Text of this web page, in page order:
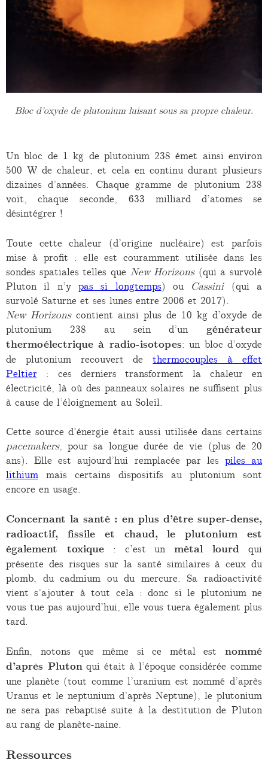
Bloc d’oxyde de plutonium luisant sous sa propre chaleur.
Un bloc de 1 kg de plutonium 238 émet ainsi environ
500 W de chaleur, et cela en continu durant plusieurs
dizaines d’années. Chaque gramme de plutonium 238
voit, chaque seconde, 633 milliard d’atomes se
désintégrer !
Toute cette chaleur (d’origine nucléaire) est parfois
mise à profit : elle est couramment utilisée dans les
sondes spatiales telles que New Horizons(qui a survolé
Pluton il n’y pas si longtemps) ou Cassini(qui a
survolé Saturne et ses lunes entre 2006 et 2017).
New Horizonscontient ainsi plus de 10 kg d’oxyde de
plutonium 238 au sein d’un générateur
thermoélectrique à radio-isotopes: un bloc d’oxyde
de plutonium recouvert dethermocouples à effet
Peltier : ces derniers transforment la chaleur en
électricité, là où des panneaux solaires ne suffisent plus
à cause de l’éloignement au Soleil.
Cette source d’énergie était aussi utilisée dans certains
pacemakers, pour sa longue durée de vie (plus de 20
ans). Elle est aujourd’hui remplacée par les piles au
lithium mais certains dispositifs au plutonium sont
encore en usage.
Concernant la santé : en plus d’être super-dense,
radioactif, fissile et chaud, le plutonium est
également toxique: c’est unmétal lourd qui
présente des risques sur la santé similaires à ceux du
plomb, du cadmium ou du mercure. Sa radioactivité
vient s’ajouter à tout cela : donc si le plutonium ne
vous tue pas aujourd’hui, elle vous tuera également plus
tard.
Enfin, notons que même si ce métal est nommé
d’après Pluton qui était à l’époque considérée comme
une planète (tout comme l’uranium est nommé d’après
Uranus et le neptunium d’après Neptune), le plutonium
ne sera pas rebaptisé suite à la destitution de Pluton
au rang de planète-naine.
Ressources